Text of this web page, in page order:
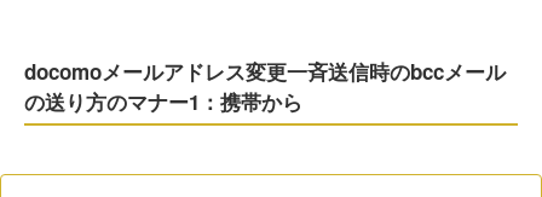
docomoメールアドレス変更一斉送信時のbccメール
の送り方のマナー1：携帯から